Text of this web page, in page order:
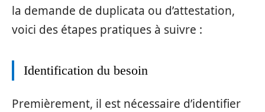
la demande de duplicata ou d’attestation,
voici des étapes pratiques à suivre :
Identification du besoin
Premièrement, il est nécessaire d’identifier